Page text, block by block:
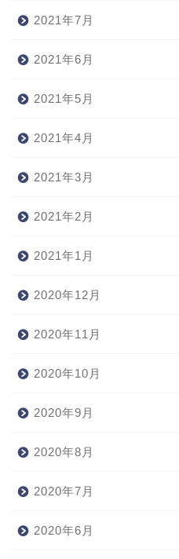
2021年7月
2021年6月
2021年5月
2021年4月
2021年3月
2021年2月
2021年1月
2020年12月
2020年11月
2020年10月
2020年9月
2020年8月
2020年7月
2020年6月